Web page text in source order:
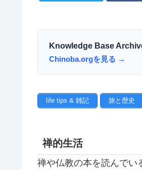
Knowledge Base
Chinoba.orgを見る →
life tips & 雑記 旅と歴史
禅的生活
禅や仏教の本を読んでい